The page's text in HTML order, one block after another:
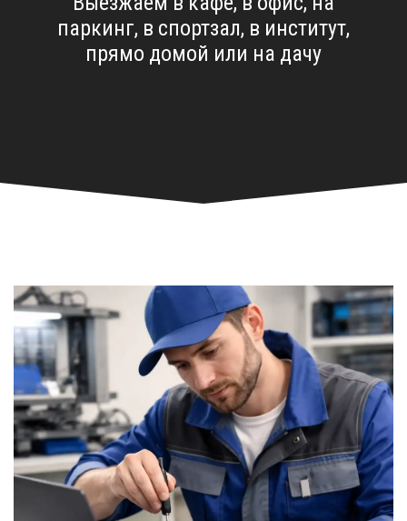
паркинг, в спортзал, в институт,
прямо домой или на дачу